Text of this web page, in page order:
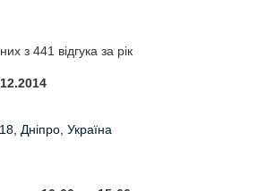
покриття поверхні, навіть в
нанесення грунтовки. Аерозоль
максимально простим.
Застосування:
з 441 відгука за рік
Дніпро, Україна